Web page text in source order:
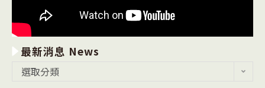
最新消息 News
選取分類